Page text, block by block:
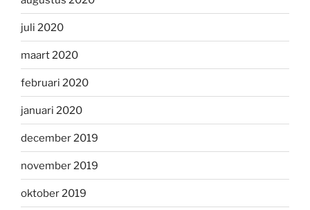
juli 2020
maart 2020
februari 2020
januari 2020
december 2019
november 2019
oktober 2019